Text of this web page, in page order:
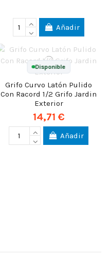
Añadir
Disponible
Grifo Curvo Latón Pulido
Con Racord 1/2 Grifo Jardin
Exterior
14,71 €
Añadir